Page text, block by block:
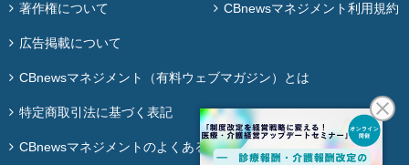
著作権について CBnewsマネジメント利用規約
広告掲載について
CBnewsマネジメント（有料ウェブマガジン）とは
特定商取引法に基づく表記
CBnewsマネジメントのよくある質問